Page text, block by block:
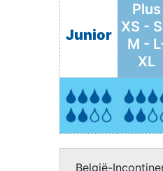
Junior
Plus
XS -
M -
XL
België-